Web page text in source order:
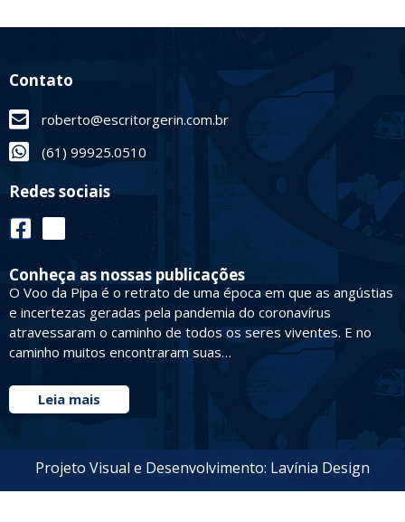
Contato
roberto@escritorgerin.com.br
(61) 99925.0510
Redes sociais
Conheça as nossas publicações
O Voo da Pipa é o retrato de uma época em que as angústias
e incertezas geradas pela pandemia do coronavírus
atravessaram o caminho de todos os seres viventes. E no
caminho muitos encontraram suas…
Leia mais
Projeto Visual e Desenvolvimento: Lavínia Design